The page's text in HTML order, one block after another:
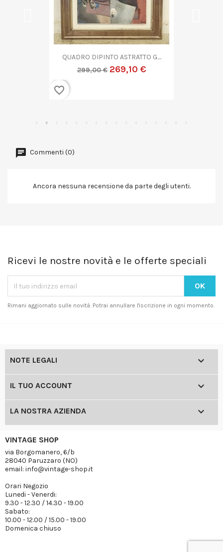
QUADRO DIPINTO ASTRATTO G....
299,00 € 269,10 €
favorite_border
Commenti (0)
Ancora nessuna recensione da parte degli utenti.
Ricevi le nostre novità e le offerte speciali
Rimani aggiornato sulle novità. Potrai annullare l'iscrizione in ogni momento.
NOTE LEGALI 
IL TUO ACCOUNT 
LA NOSTRA AZIENDA 
VINTAGE SHOP
via Borgomanero, 6/b
28040 Paruzzaro (NO)
email: info@vintage-shop.it
Orari Negozio
Lunedi - Venerdi:
9.30 - 12.30 / 14.30 - 19.00
Sabato:
10.00 - 12.00 / 15.00 - 19.00
Domenica chiuso